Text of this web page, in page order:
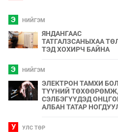
Э НИЙГЭМ
ЯНДАНГААС
ТАТГАЛЗСАНЫХАА
ТЭД ХОХИРЧ БАЙНА
Э НИЙГЭМ
ЭЛЕКТРОН ТАМХИ
ТҮҮНИЙ ТӨХӨӨРӨМЖ,
СЭЛБЭГҮҮДЭД
АЛБАН ТАТАР
У УЛС ТӨР